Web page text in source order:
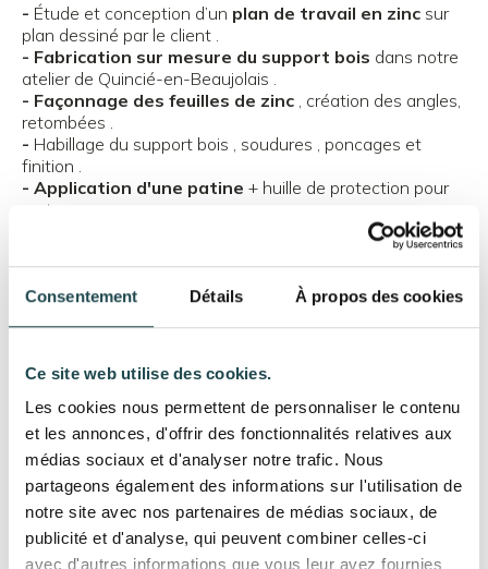
Consentement Détails À propos des cookies
Ce site web utilise des cookies.
Les cookies nous permettent de personnaliser le contenu
et les annonces, d'offrir des fonctionnalités relatives aux
médias sociaux et d'analyser notre trafic. Nous
partageons également des informations sur l'utilisation de
notre site avec nos partenaires de médias sociaux, de
publicité et d'analyse, qui peuvent combiner celles-ci
avec d'autres informations que vous leur avez fournies
Agrandir
- Étude et conception d’un plan de travail en zinc sur
plan dessiné par le client .
- Fabrication sur mesure du support bois dans notre
atelier de Quincié-en-Beaujolais .
- Façonnage des feuilles de zinc , création des angles,
retombées .
- Habillage du support bois , soudures , poncages et
finition .
- Application d'une patine + huille de protection pour
metaux .
Livraison par transporteur et intervention pour la
caissons en melaminées.
Cityzinc dans la fabrication et la pose de
sur mesure parfaitement adapté à l’usage quotidien
des cuisines d'exterieure .